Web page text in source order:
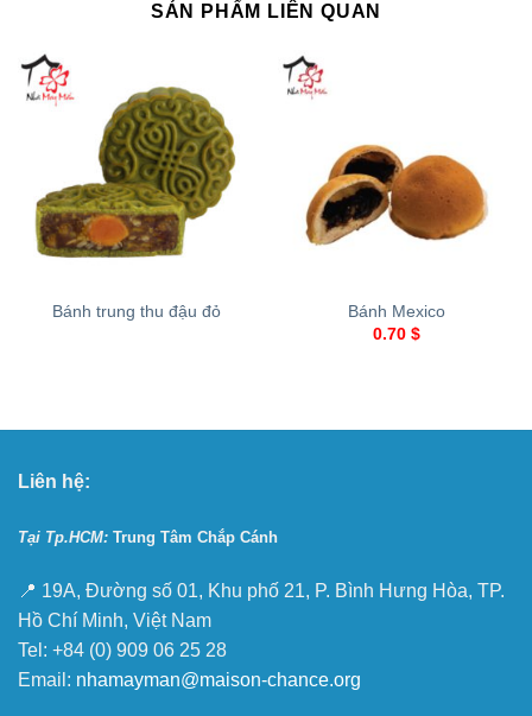
SẢN PHẨM LIÊN QUAN
Bánh trung thu đậu đỏ
Bánh Mexico
0.70 $
Liên hệ:
Tại Tp.HCM: Trung Tâm Chắp Cánh
📍 19A, Đường số 01, Khu phố 21, P. Bình Hưng Hòa, TP.
Hồ Chí Minh, Việt Nam
Tel: +84 (0) 909 06 25 28
Email: nhamayman@maison-chance.org